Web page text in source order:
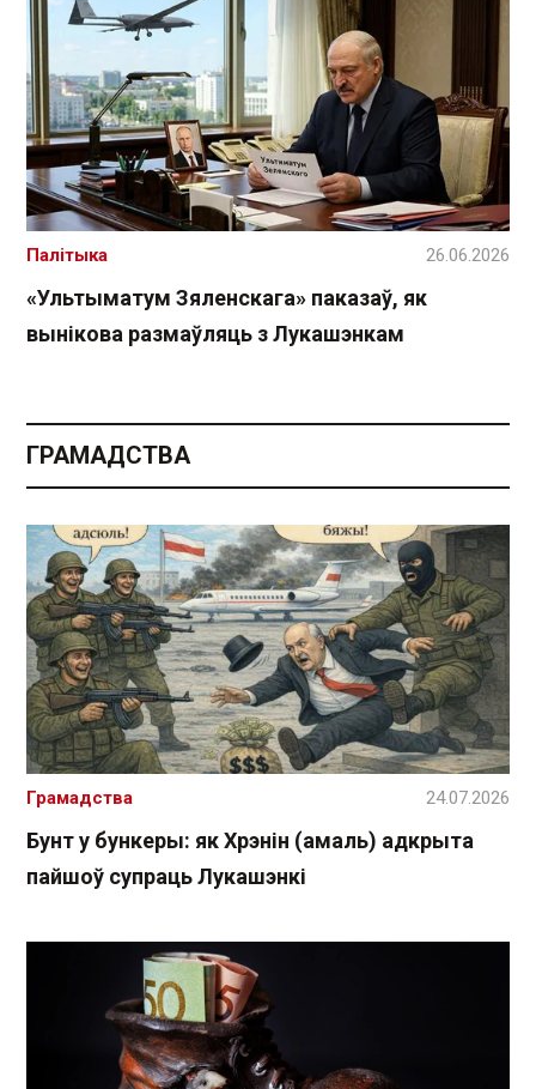
«Ультыматум Зяленскага» паказаў, як
вынікова размаўляць з Лукашэнкам
Палітыка 26.06.2026
ГРАМАДСТВА
Бунт у бункеры: як Хрэнін (амаль) адкрыта
пайшоў супраць Лукашэнкі
Грамадства 24.07.2026